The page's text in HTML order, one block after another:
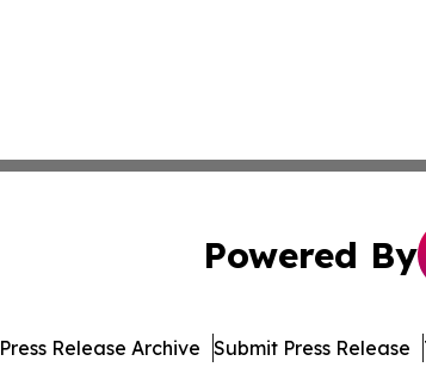
Powered By
Press Release Archive Submit Press Release